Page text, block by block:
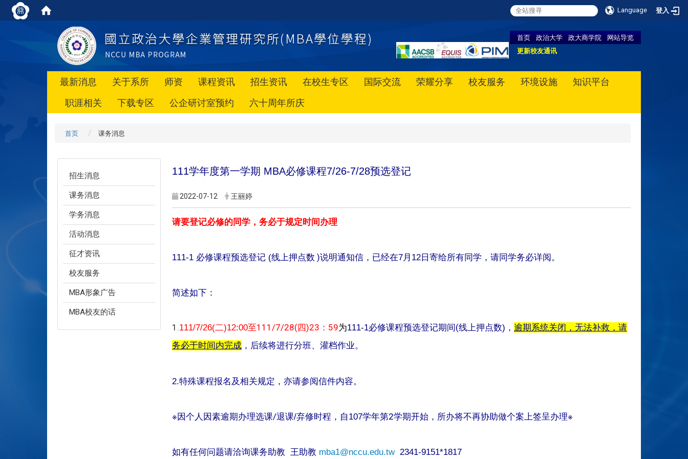
Language 登入
首页 政治大学 政大商学院
网站导览
更新校友通讯
最新消息 关于系所 师资 课程资讯 招生资讯 在校生专区 国际交流 荣耀分享 校友服务 环境设施
知识平台
职涯相关
下载专区 公企研讨室预约 六十周年所庆
首页 课务消息
招生消息
课务消息
学务消息
活动消息
征才资讯
校友服务
MBA形象广告
MBA校友的话
111学年度第一学期 MBA必修课程7/26-7/28预选登记
2022-07-12 王丽婷
请要登记必修的同学，务必于规定时间办理
111-1 必修课程预选登记 (线上押点数 )说明通知信，已经在7月12 日寄给所有同学，请同学务必详阅。
简述如下：
1.111/7/26(二)12:00至111/7/28(四)23 ：59为111-1必修课程预选登记期间(线上押点数) ， 逾期系统关闭，无法补救，请
务必于时间内完成 ，后续将进行分班、灌档作业。
2.特殊课程报名及相关规定，亦请参阅信件内容。
※因个人因素逾期办理选课/退课/弃修时程，自107学年第2学期开始，所办将不再协助做个案上签呈办理※
如有任何问题请洽询课务助教 王助教 mba1@nccu.edu.tw 2341-9151*1817